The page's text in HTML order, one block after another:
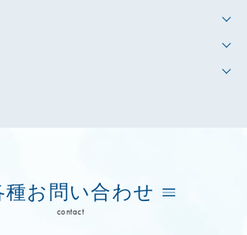
種お問い合わせ
contact